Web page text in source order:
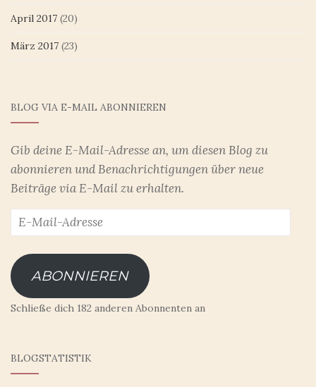
April 2017 (20)
März 2017 (23)
BLOG VIA E-MAIL ABONNIEREN
Gib deine E-Mail-Adresse an, um diesen Blog zu
abonnieren und Benachrichtigungen über neue
Beiträge via E-Mail zu erhalten.
E-
Mail-
Adresse
ABONNIEREN
Schließe dich 182 anderen Abonnenten an
BLOGSTATISTIK